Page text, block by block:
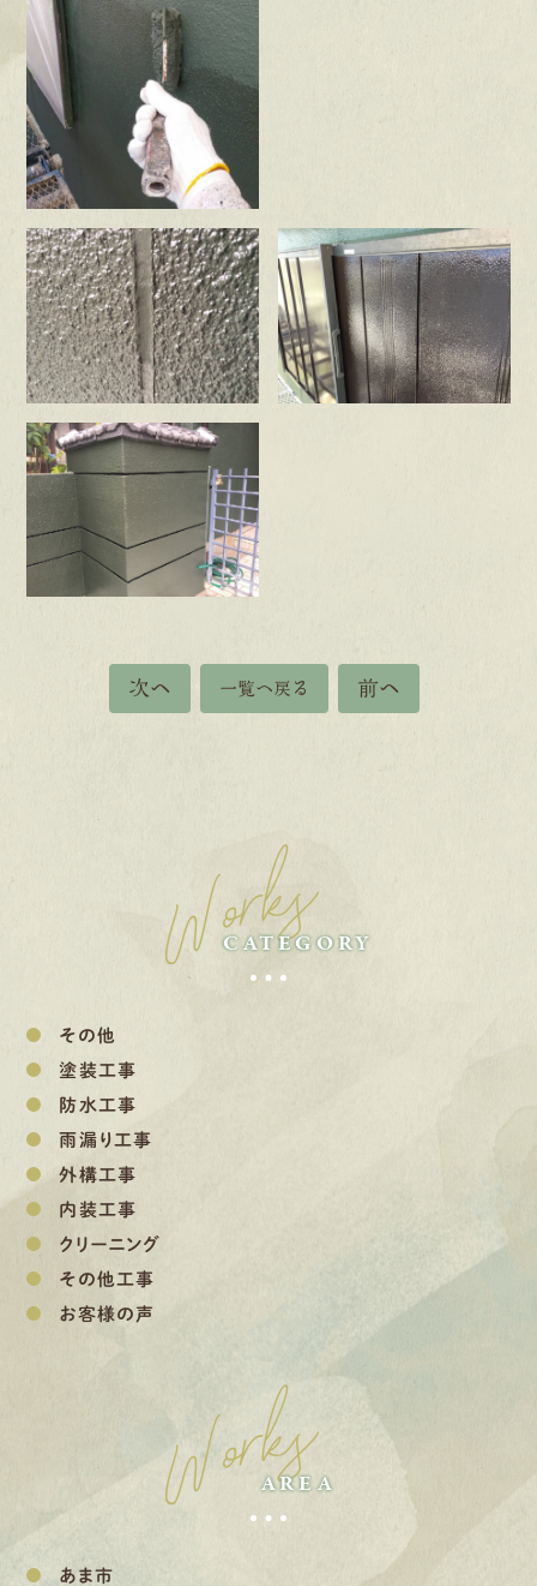
次へ 一覧へ戻る 前へ
Works
CATEGORY
その他
塗装工事
防水工事
雨漏り工事
外構工事
内装工事
クリーニング
その他工事
お客様の声
Works
AREA
あま市